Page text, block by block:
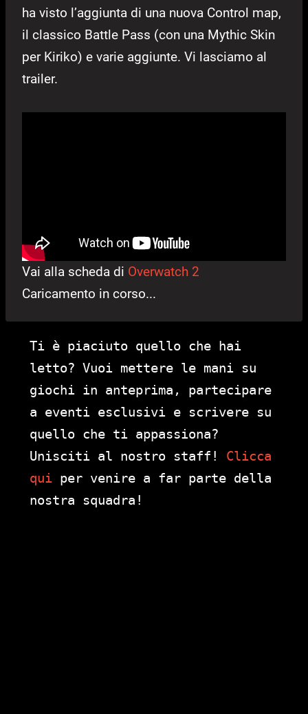
ha visto l’aggiunta di una nuova Control map,
il classico Battle Pass (con una Mythic Skin
per Kiriko) e varie aggiunte. Vi lasciamo al
trailer.
Vai alla scheda di Overwatch 2
Caricamento in corso...
Ti è piaciuto quello che hai
letto? Vuoi mettere le mani su
giochi in anteprima, partecipare
a eventi esclusivi e scrivere su
quello che ti appassiona?
Unisciti al nostro staff! Clicca
qui per venire a far parte della
nostra squadra!